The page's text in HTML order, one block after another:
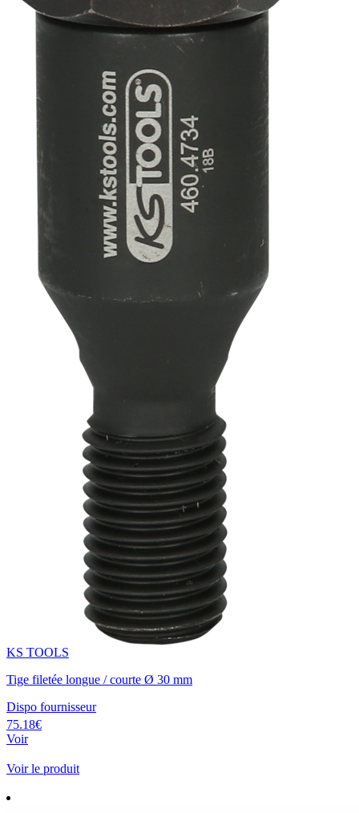
KS TOOLS
Tige filetée longue / courte Ø 30 mm
Dispo fournisseur
75.18€
Voir
Voir le produit